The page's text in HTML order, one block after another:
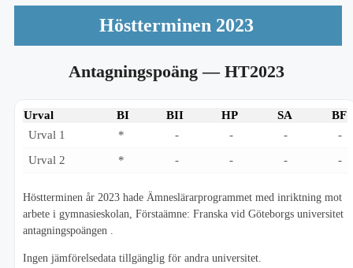
Höstterminen 2023
Antagningspoäng— HT2023
Urval BI BII HP SA
BF
Urval 1
* - - -
-
Urval 2
* - - - -
Höstterminen år 2023 hade Ämneslärarprogrammet med inriktning mot
arbete i gymnasieskolan, Förstaämne: Franska vid Göteborgs universitet
antagningspoängen .
Ingen jämförelsedata tillgänglig för andra universitet.